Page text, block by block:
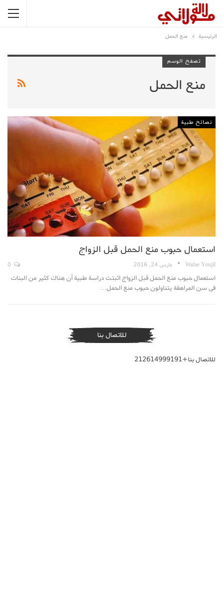
الرئيسية منع الحمل
تصفح الوسم
منع الحمل
نصائح طبية
استعمال حبوب منع الحمل قبل الزواج
Wafae Youjil مارس 24, 2016
استعمال حبوب منع الحمل قبل الزواج اثبتت دراسة طبية أن هناك كثير من البنات
فى سن المراهقة يتناولون حبوب منع الحمل…
للاتصال بنا
للاتصال بنا+212614999191